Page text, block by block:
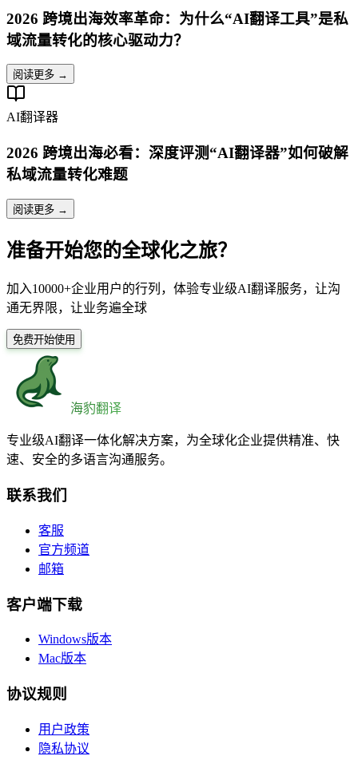
2026 跨境出海效率革命：为什么“AI翻译工具”是私
域流量转化的核心驱动力？
阅读更多 →
AI翻译器
2026 跨境出海必看：深度评测“AI翻译器”如何破解
私域流量转化难题
阅读更多 →
准备开始您的全球化之旅？
加入10000+企业用户的行列，体验专业级AI翻译服务，让沟
通无界限，让业务遍全球
免费开始使用
海豹翻译
专业级AI翻译一体化解决方案，为全球化企业提供精准、快
速、安全的多语言沟通服务。
联系我们
客服
官方频道
邮箱
客户端下载
Windows版本
Mac版本
协议规则
用户政策
隐私协议